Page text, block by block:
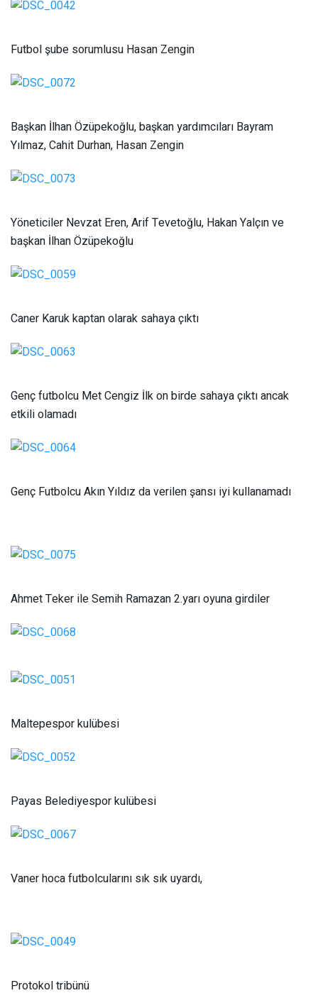
Futbol şube sorumlusu Hasan Zengin
Başkan İlhan Özüpekoğlu, başkan yardımcıları Bayram
Yılmaz, Cahit Durhan, Hasan Zengin
Yöneticiler Nevzat Eren, Arif Tevetoğlu, Hakan Yalçın ve
başkan İlhan Özüpekoğlu
Caner Karuk kaptan olarak sahaya çıktı
Genç futbolcu Met Cengiz İlk on birde sahaya çıktı ancak
etkili olamadı
Genç Futbolcu Akın Yıldız da verilen şansı iyi kullanamadı
Ahmet Teker ile Semih Ramazan 2.yarı oyuna girdiler
Maltepespor kulübesi
Payas Belediyespor kulübesi
Vaner hoca futbolcularını sık sık uyardı,
Protokol tribünü